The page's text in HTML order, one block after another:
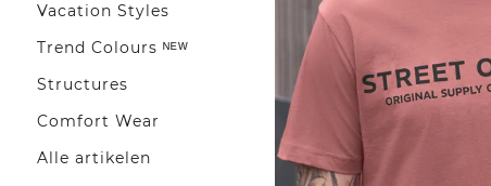
Vacation Styles
Trend Colours ᴺᴱᵂ
Structures
Comfort Wear
Alle artikelen